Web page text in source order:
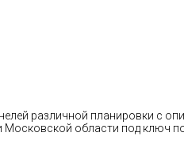
различной планировки с
Московской области под ключ